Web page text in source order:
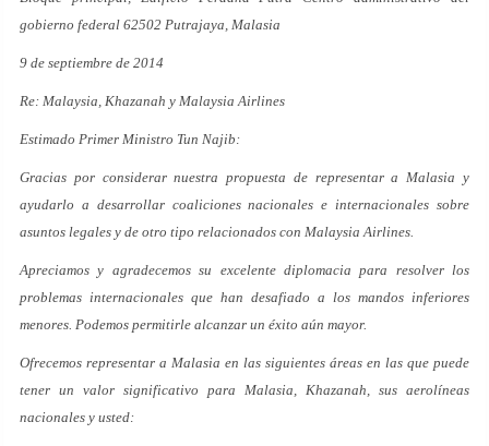
gobierno federal 62502 Putrajaya, Malasia
9 de septiembre de 2014
Re: Malaysia, Khazanah y Malaysia Airlines
Estimado Primer Ministro Tun Najib:
Gracias por considerar nuestra propuesta de representar a Malasia y
ayudarlo a desarrollar coaliciones nacionales e internacionales sobre
asuntos legales y de otro tipo relacionados con Malaysia Airlines.
Apreciamos y agradecemos su excelente diplomacia para resolver los
problemas internacionales que han desafiado a los mandos inferiores
menores. Podemos permitirle alcanzar un éxito aún mayor.
Ofrecemos representar a Malasia en las siguientes áreas en las que puede
tener un valor significativo para Malasia, Khazanah, sus aerolíneas
nacionales y usted: